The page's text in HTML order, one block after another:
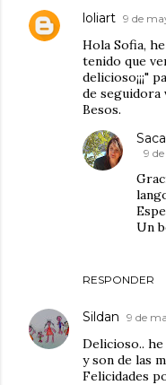
loliart 9 de
Hola Sofia,
tenido que
delicioso¡¡¡"
de seguidora
Besos.
RESPONDER
9
Un
Sildan 9 de
Delicioso..
y son de las
Felicidades